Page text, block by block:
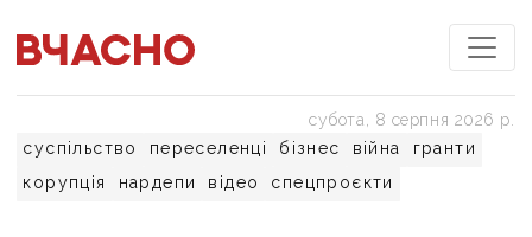
суспільство переселенці бізнес війна
гранти
корупція
нардепи відео спецпроєкти
субота, 8 серпня 2026 р.